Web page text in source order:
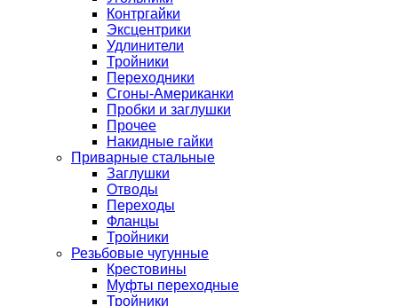
Контргайки
Эксцентрики
Удлинители
Тройники
Переходники
Сгоны-Американки
Пробки и заглушки
Прочее
Накидные гайки
Приварные стальные
Заглушки
Отводы
Переходы
Фланцы
Тройники
Резьбовые чугунные
Крестовины
Муфты переходные
Тройники